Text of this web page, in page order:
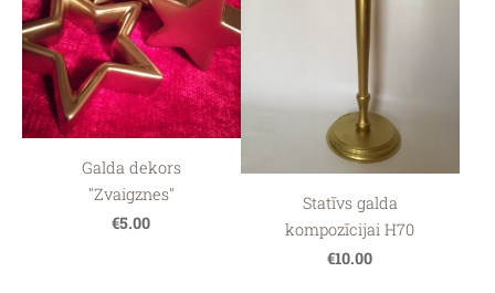
Galda dekors
"Zvaigznes"
€5.00
Statīvs galda
kompozīcijai H70
€10.00